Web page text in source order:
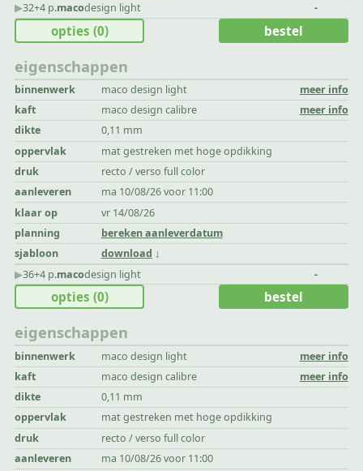
▶︎32+4 p.macodesign light -
eigenschappen
binnenwerk maco design light
meer info
kaft
maco design calibre
meer info
dikte
0,11 mm
oppervlak
mat gestreken met hoge opdikking
druk
recto / verso full color
aanleveren
ma 10/08/26 voor 11:00
klaar op
vr 14/08/26
planning
bereken aanleverdatum
sjabloon
download
opties (0) bestel
▶︎36+4 p.macodesign light -
eigenschappen
binnenwerk maco design light
meer info
kaft
maco design calibre
meer info
dikte
0,11 mm
oppervlak
mat gestreken met hoge opdikking
druk
recto / verso full color
aanleveren
ma 10/08/26 voor 11:00
opties (0) bestel